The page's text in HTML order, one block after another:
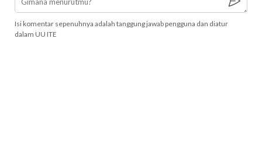
Isi komentar sepenuhnya adalah tanggung jawab pengguna dan diatur
dalam UU ITE